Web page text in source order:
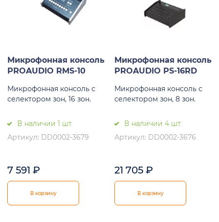
Микрофонная консоль
PROAUDIO RMS-10
Микрофонная консоль с
селектором зон, 16 зон.
В наличии 1 шт.
Артикул: DD0002-3679
7 591 ₽
В корзину
Микрофонная консоль
PROAUDIO PS-16RD
Микрофонная консоль с
селектором зон, 8 зон.
В наличии 4 шт.
Артикул: DD0002-3676
21 705 ₽
В корзину